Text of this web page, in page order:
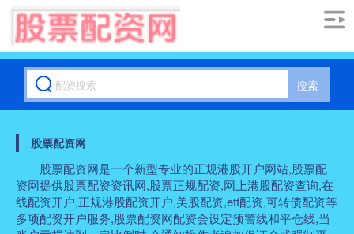
搜索
股票配资网
股票配资网是一个新型专业的正规港股开户网站,股票配
资网提供股票配资资讯网,股票正规配资,网上港股配资查询,在
线配资开户,正规港股配资开户,美股配资,etf配资,可转债配资等
多项配资开户服务,股票配资网配资会设定预警线和平仓线,当